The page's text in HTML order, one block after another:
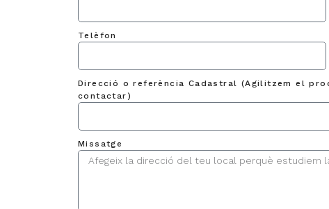
Telèfon
Direcció o referència Cadastral (Agilitzem el
contactar)
Missatge